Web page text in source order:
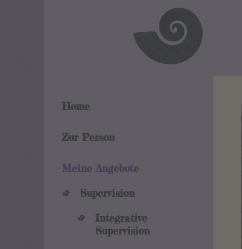
Home
Zur Person
Meine Angebote
Supervision
Integrative
Supervision